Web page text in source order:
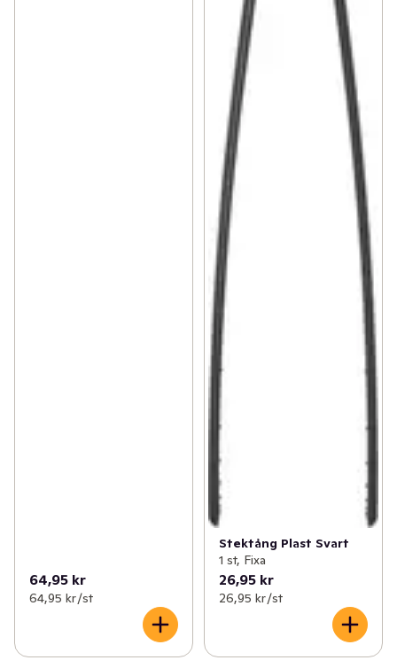
64,95 kr
64,95 kr /st
Stektång Plast Svart
1 st, Fixa
26,95 kr
26,95 kr /st